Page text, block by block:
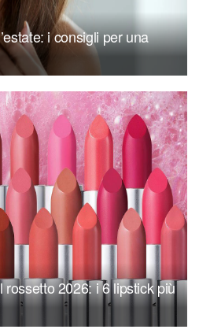
i consigli per una
2026: i 6 lipstick più